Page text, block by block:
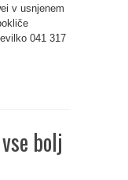
v usnjenem
041 317
bolj